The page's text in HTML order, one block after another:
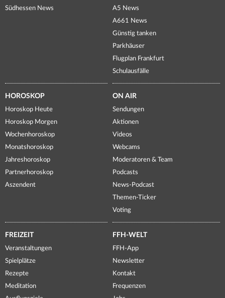
Südhessen News
A5 News
A661 News
Günstig tanken
Parkhäuser
Flugplan Frankfurt
Schulausfälle
HOROSKOP
Horoskop Heute
Horoskop Morgen
Wochenhoroskop
Monatshoroskop
Jahreshoroskop
Partnerhoroskop
Aszendent
ON AIR
Sendungen
Aktionen
Videos
Webcams
Moderatoren & Team
Podcasts
News-Podcast
Themen-Ticker
Voting
FREIZEIT
Veranstaltungen
Spielplätze
Rezepte
Meditation
FFH-WELT
FFH-App
Newsletter
Kontakt
Frequenzen